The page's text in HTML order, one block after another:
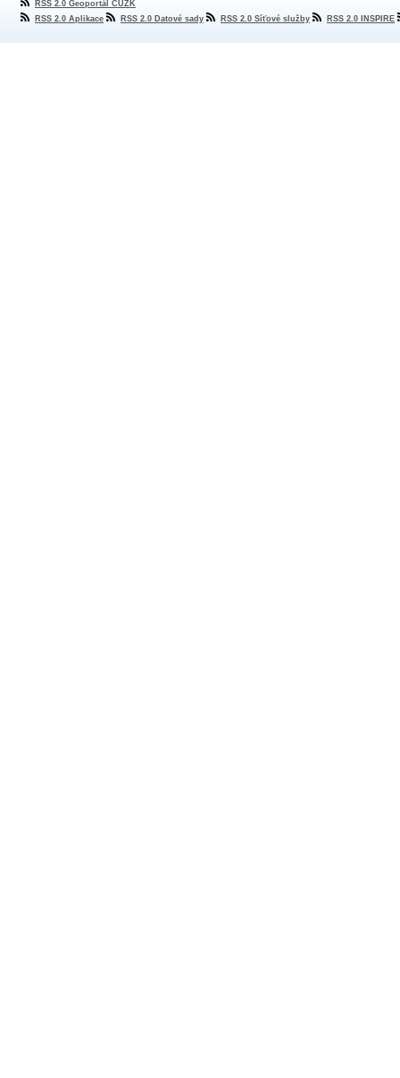
RSS 2.0 Geoportál ČÚZK
RSS 2.0 Aplikace
RSS 2.0 Datové sady RSS 2.0 Síťové služby RSS 2.0 INSPIRE